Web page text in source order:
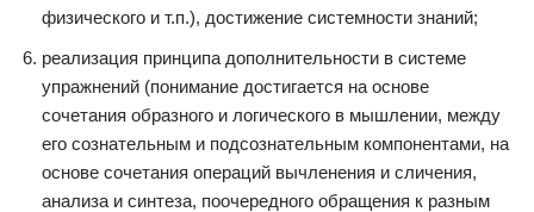
физического и т.п.), достижение системности знаний;
реализация принципа дополнительности в системе
упражнений (понимание достигается на основе
сочетания образного и логического в мышлении, между
его сознательным и подсознательным компонентами, на
основе сочетания операций вычленения и сличения,
анализа и синтеза, поочередного обращения к разным